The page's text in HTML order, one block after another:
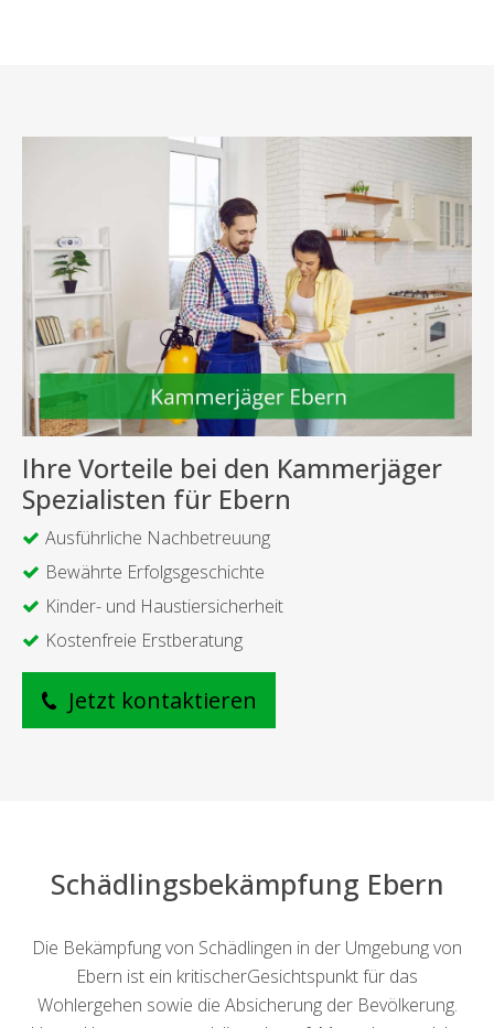
Ihre Vorteile bei den Kammerjäger
Spezialisten für Ebern
Ausführliche Nachbetreuung
Bewährte Erfolgsgeschichte
Kinder- und Haustiersicherheit
Kostenfreie Erstberatung
Jetzt kontaktieren
Schädlingsbekämpfung Ebern
Die Bekämpfung von Schädlingen in der Umgebung von
Ebern ist ein kritischerGesichtspunkt für das
Wohlergehen sowie die Absicherung der Bevölkerung.